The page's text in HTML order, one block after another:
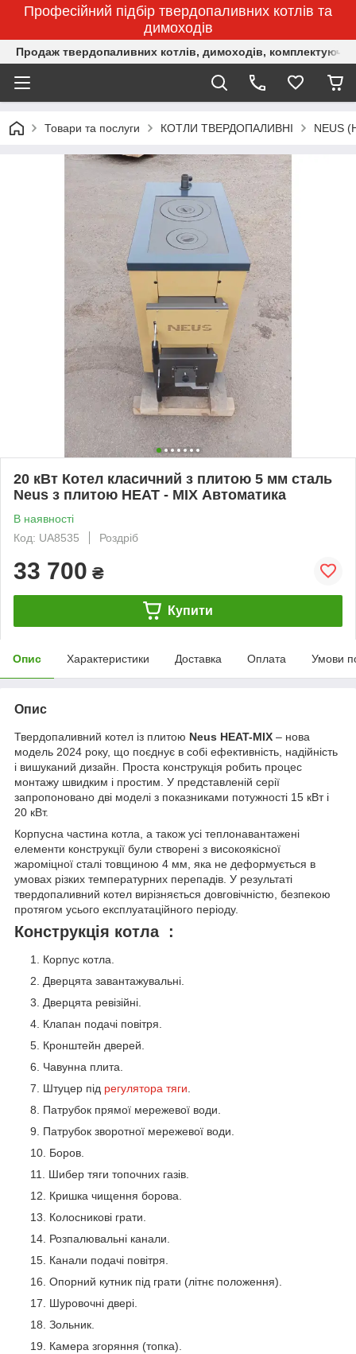
Професійний підбір твердопаливних котлів та
димоходів
Продаж твердопаливних котлів, димоходів,
Товари та послуги КОТЛИ ТВЕРДОПАЛИВНІ NEUS
20 кВт Котел класичний з плитою 5 мм сталь
Neus з плитою HEAT - MIX Автоматика
В наявності
Код: UA8535
Роздріб
33 700 ₴
Купити
Опис Характеристики Доставка Оплата Умови
Опис
Твердопаливний котел із плитою Neus HEAT-MIX – нова
модель 2024 року, що поєднує в собі ефективність, надійність
і вишуканий дизайн. Проста конструкція робить процес
монтажу швидким і простим. У представленій серії
запропоновано дві моделі з показниками потужності 15 кВт і
20 кВт.
Корпусна частина котла, а також усі теплонавантажені
елементи конструкції були створені з високоякісної
жароміцної сталі товщиною 4 мм, яка не деформується в
умовах різких температурних перепадів. У результаті
твердопаливний котел вирізняється довговічністю, безпекою
протягом усього експлуатаційного періоду.
Конструкція котла :
Корпус котла.
Дверцята завантажувальні.
Дверцята ревізійні.
Клапан подачі повітря.
Кронштейн дверей.
Чавунна плита.
Штуцер під регулятора тяги.
Патрубок прямої мережевої води.
Патрубок зворотної мережевої води.
Боров.
Шибер тяги топочних газів.
Кришка чищення борова.
Колосникові грати.
Розпалювальні канали.
Канали подачі повітря.
Опорний кутник під грати (літнє положення).
Шуровочні двері.
Зольник.
Камера згоряння (топка).